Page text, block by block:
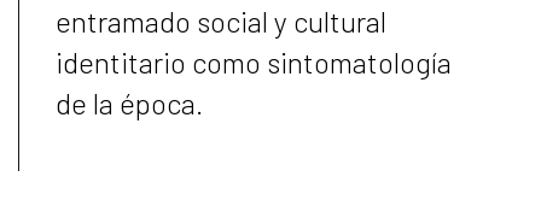
entramado social y cultural
identitario como sintomatología
de la época.